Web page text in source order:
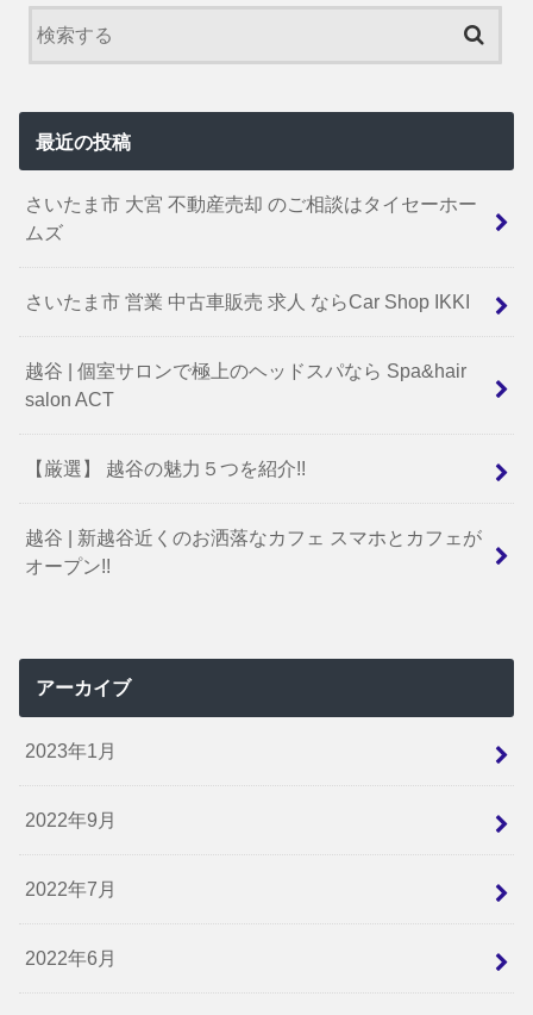
最近の投稿
さいたま市 大宮 不動産売却 のご相談はタイセーホー
ムズ
さいたま市 営業 中古車販売 求人 ならCar Shop IKKI
越谷 | 個室サロンで極上のヘッドスパなら Spa&hair
salon ACT
【厳選】 越谷の魅力５つを紹介!!
越谷 | 新越谷近くのお洒落なカフェ スマホとカフェが
オープン!!
アーカイブ
2023年1月
2022年9月
2022年7月
2022年6月